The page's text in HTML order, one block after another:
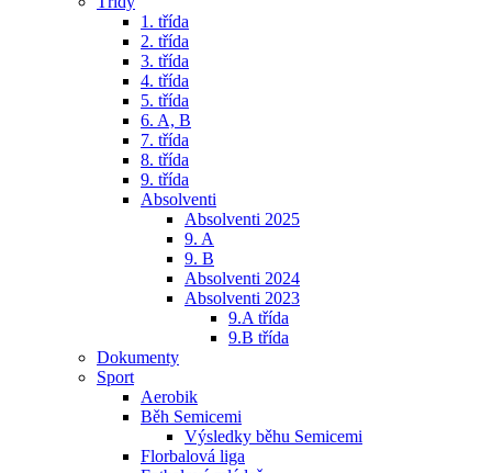
1. třída
2. třída
3. třída
4. třída
5. třída
6. A, B
7. třída
8. třída
9. třída
Absolventi
Absolventi 2025
9. A
9. B
Absolventi 2024
Absolventi 2023
9.A třída
9.B třída
Dokumenty
Sport
Aerobik
Běh Semicemi
Výsledky běhu Semicemi
Florbalová liga